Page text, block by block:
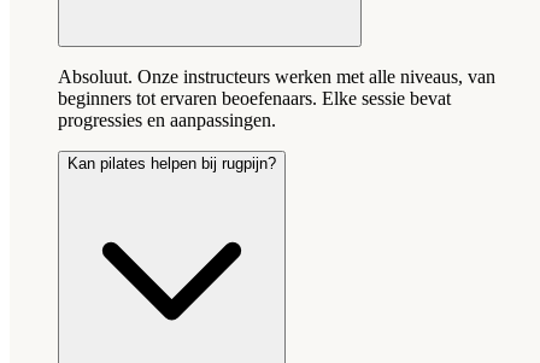
Absoluut. Onze instructeurs werken met alle niveaus, van
beginners tot ervaren beoefenaars. Elke sessie bevat
progressies en aanpassingen.
Kan pilates helpen bij rugpijn?